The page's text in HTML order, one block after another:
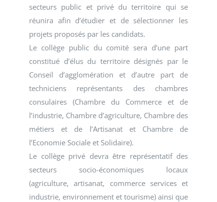
secteurs public et privé du territoire qui se
réunira afin d’étudier et de sélectionner les
projets proposés par les candidats.
Le collège public du comité sera d’une part
constitué d’élus du territoire désignés par le
Conseil d’agglomération et d’autre part de
techniciens représentants des chambres
consulaires (Chambre du Commerce et de
l’industrie, Chambre d’agriculture, Chambre des
métiers et de l’Artisanat et Chambre de
l’Economie Sociale et Solidaire).
Le collège privé devra être représentatif des
secteurs socio-économiques locaux
(agriculture, artisanat, commerce services et
industrie, environnement et tourisme) ainsi que